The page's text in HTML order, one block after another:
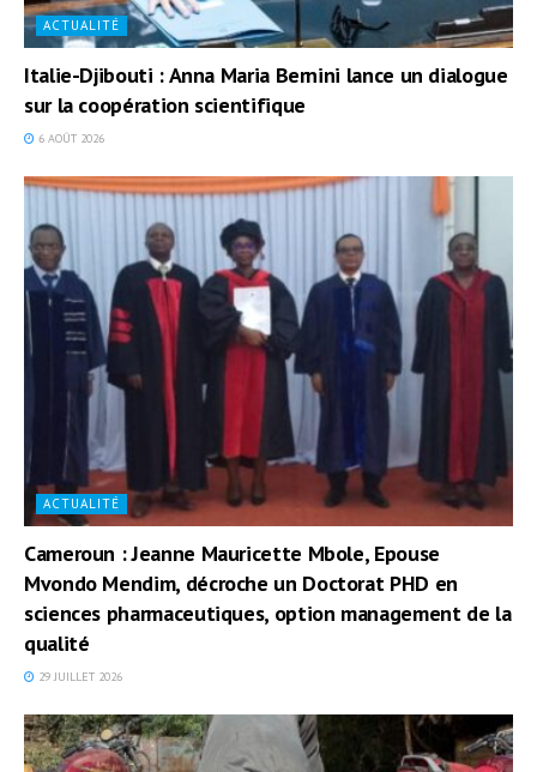
ACTUALITÉ
Italie-Djibouti : Anna Maria Bernini lance un dialogue
sur la coopération scientifique
6 AOÛT 2026
ACTUALITÉ
Cameroun : Jeanne Mauricette Mbole, Epouse
Mvondo Mendim, décroche un Doctorat PHD en
sciences pharmaceutiques, option management de la
qualité
29 JUILLET 2026